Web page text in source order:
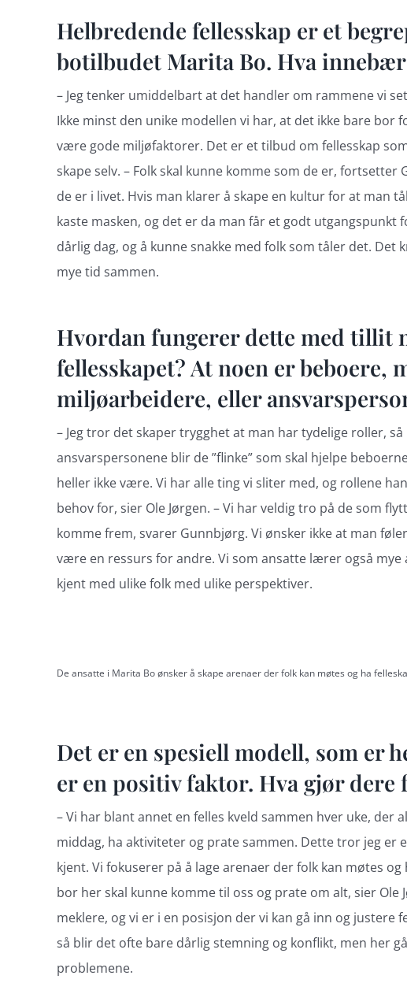
Helbredende fellesskap er et
botilbudet Marita Bo. Hva
– Jeg tenker umiddelbart at det handler om rammene vi
Ikke minst den unike modellen vi har, at det ikke bare bor
være gode miljøfaktorer. Det er et tilbud om fellesskap
skape selv. – Folk skal kunne komme som de er,
de er i livet. Hvis man klarer å skape en kultur for at man
kaste masken, og det er da man får et godt utgangspunkt
dårlig dag, og å kunne snakke med folk som tåler det.
mye tid sammen.
Hvordan fungerer dette med tillit
fellesskapet? At noen er beboere,
miljøarbeidere, eller
– Jeg tror det skaper trygghet at man har tydelige roller,
ansvarspersonene blir de ”flinke” som skal hjelpe
heller ikke være. Vi har alle ting vi sliter med, og rollene
behov for, sier Ole Jørgen. – Vi har veldig tro på de som
komme frem, svarer Gunnbjørg. Vi ønsker ikke at man
være en ressurs for andre. Vi som ansatte lærer også
kjent med ulike folk med ulike perspektiver.
De ansatte i Marita Bo ønsker å skape arenaer der folk kan møtes og ha
Det er en spesiell modell, som er
er en positiv faktor. Hva gjør dere
– Vi har blant annet en felles kveld sammen hver uke, der
middag, ha aktiviteter og prate sammen. Dette tror jeg er
kjent. Vi fokuserer på å lage arenaer der folk kan møtes
bor her skal kunne komme til oss og prate om alt, sier
meklere, og vi er i en posisjon der vi kan gå inn og justere
så blir det ofte bare dårlig stemning og konflikt, men her
problemene.